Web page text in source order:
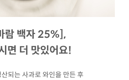
람 백자 25%],
면 더 맛있어요!
되는 사과로 와인을 만든 후